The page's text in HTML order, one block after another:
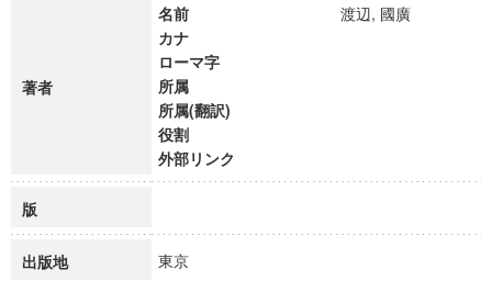
著者
名前
渡辺, 國廣
カナ
ローマ字
所属
所属(翻訳)
役割
外部リンク
版
出版地 東京